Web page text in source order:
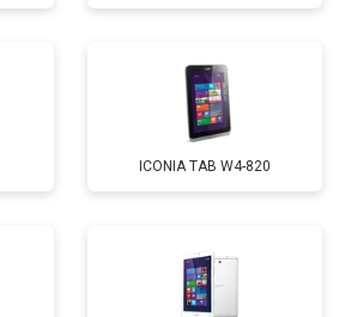
ICONIA TAB W4-820